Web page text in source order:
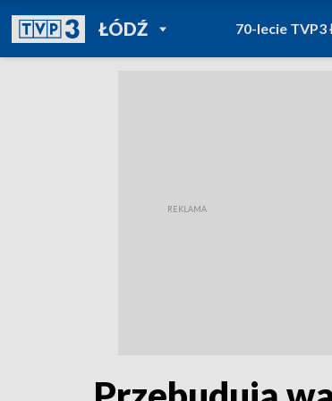
ŁÓDŹPOWRÓT DO
TVP REGIONY
70-lecie TVP3